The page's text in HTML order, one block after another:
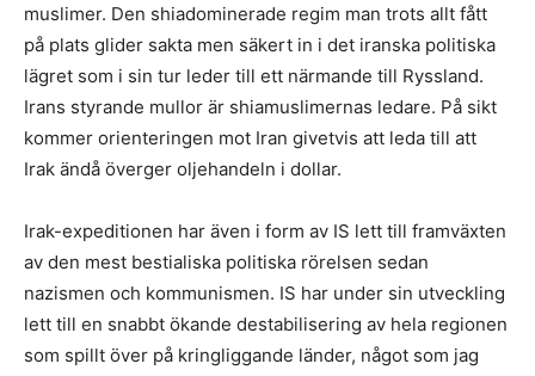
muslimer. Den shiadominerade regim man trots allt fått
på plats glider sakta men säkert in i det iranska politiska
lägret som i sin tur leder till ett närmande till Ryssland.
Irans styrande mullor är shiamuslimernas ledare. På sikt
kommer orienteringen mot Iran givetvis att leda till att
Irak ändå överger oljehandeln i dollar.
Irak-expeditionen har även i form av IS lett till framväxten
av den mest bestialiska politiska rörelsen sedan
nazismen och kommunismen. IS har under sin utveckling
lett till en snabbt ökande destabilisering av hela regionen
som spillt över på kringliggande länder, något som jag